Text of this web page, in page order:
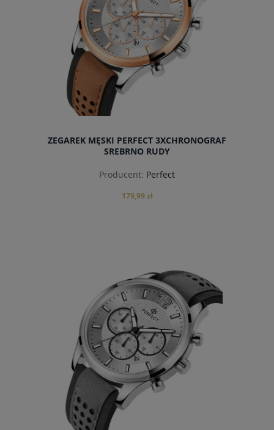
ZEGAREK MĘSKI PERFECT 3XCHRONOGRAF
SREBRNO RUDY
Producent: Perfect
179,99 zł
powiadom o dostępności